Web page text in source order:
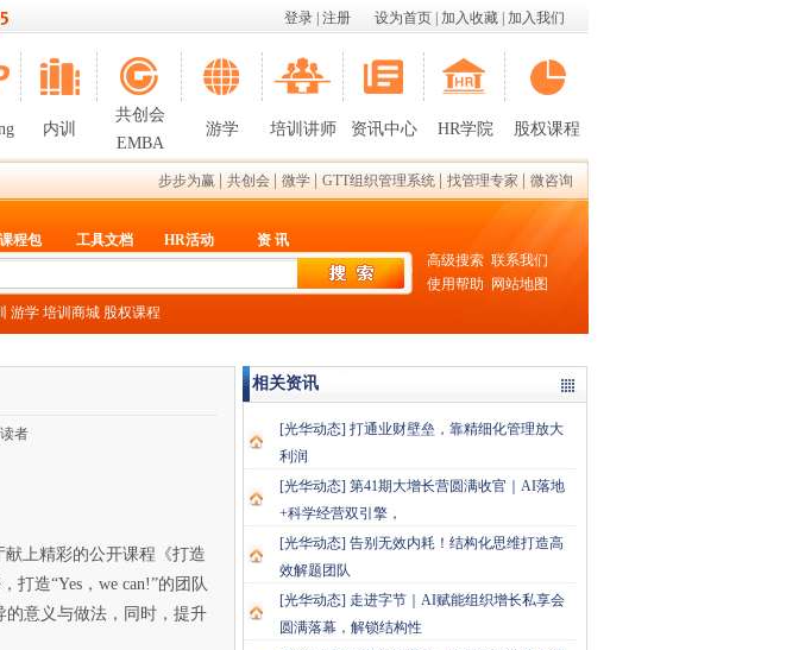
设为首页 加入收藏 加入我们
登录 注册
内训
共创会
EMBA
游学 培训讲师 资讯中心 HR学院 股权课程
步步为赢 共创会 微学 GTT组织管理系统 找管理专家 微咨询
课程包 工具文档 HR活动 资 讯
游学 培训商城 股权课程
高级搜索 联系我们
使用帮助
网站地图
者
献上精彩的公开课程《打造
造“Yes，we can!”的团队
的意义与做法，同时，提升
相关资讯
[光华动态] 打通业财壁垒，靠精细化管理放大
利润
[光华动态] 第41期大增长营圆满收官｜AI落地
+科学经营双引擎，
[光华动态] 告别无效内耗！结构化思维打造高
效解题团队
[光华动态] 走进字节｜AI赋能组织增长私享会
圆满落幕，解锁结构性